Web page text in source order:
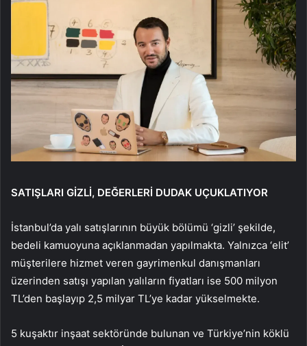
SATIŞLARI GİZLİ, DEĞERLERİ DUDAK UÇUKLATIYOR
İstanbul’da yalı satışlarının büyük bölümü ‘gizli’ şekilde,
bedeli kamuoyuna açıklanmadan yapılmakta. Yalnızca ‘elit’
müşterilere hizmet veren gayrimenkul danışmanları
üzerinden satışı yapılan yalıların fiyatları ise 500 milyon
TL’den başlayıp 2,5 milyar TL’ye kadar yükselmekte.
5 kuşaktır inşaat sektöründe bulunan ve Türkiye’nin köklü